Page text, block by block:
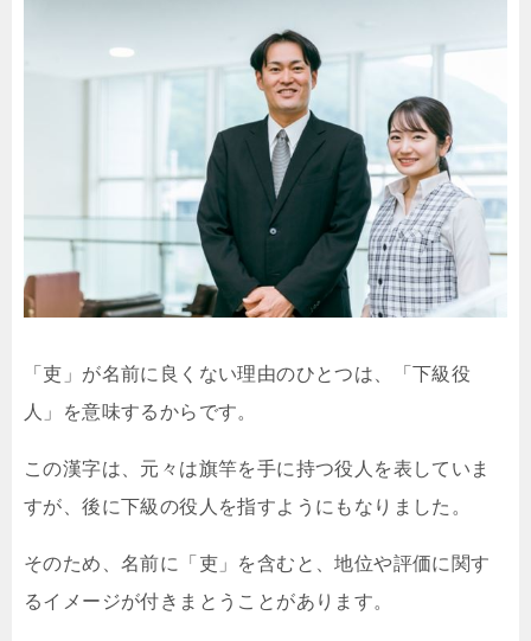
「吏」が名前に良くない理由のひとつは、「下級役
人」を意味するからです。
この漢字は、元々は旗竿を手に持つ役人を表していま
すが、後に下級の役人を指すようにもなりました。
そのため、名前に「吏」を含むと、地位や評価に関す
るイメージが付きまとうことがあります。